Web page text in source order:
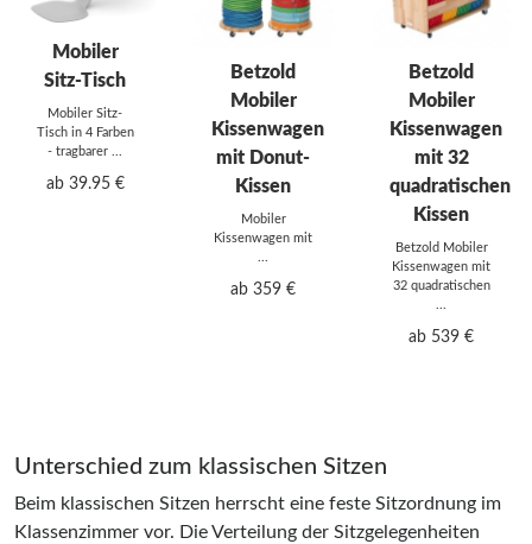
Mobiler
Sitz-Tisch
Mobiler Sitz-
Tisch in 4 Farben
- tragbarer ...
ab 39.95 €
Betzold
Mobiler
Kissenwagen
mit Donut-
Kissen
Mobiler
Kissenwagen mit
...
ab 359 €
Betzold
Mobiler
Kissenwagen
mit 32
quadratischen
Kissen
Betzold Mobiler
Kissenwagen mit
32 quadratischen
...
ab 539 €
Unterschied zum klassischen Sitzen
Beim klassischen Sitzen herrscht eine feste Sitzordnung im
Klassenzimmer vor. Die Verteilung der Sitzgelegenheiten